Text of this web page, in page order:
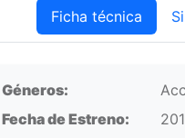
Ficha técnica
Géneros:
Fecha de Estreno: